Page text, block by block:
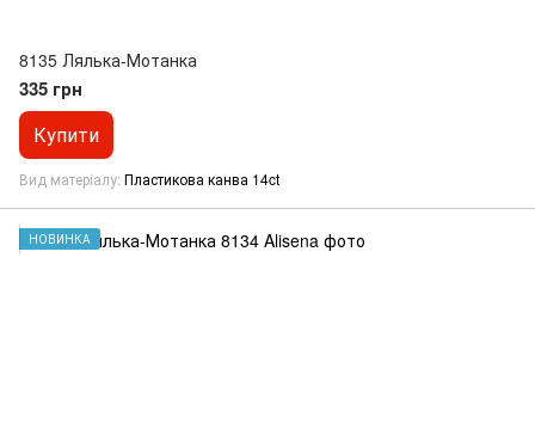
8135 Лялька-Мотанка
335 грн
Купити
Вид матеріалу Пластикова канва 14ct
НОВИНКА